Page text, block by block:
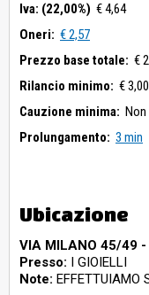
Iva: (22,00%) € 4,64
Oneri: € 2,57
Prezzo base totale: €
Rilancio minimo: € 3,00
Cauzione minima:
Prolungamento: 3 min
Ubicazione
VIA MILANO 45/49
Presso: I GIOIELLI
Note: EFFETTUIAMO